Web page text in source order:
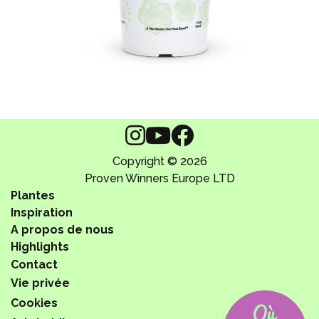
Copyright © 2026
Proven Winners Europe LTD
Plantes
Inspiration
A propos de nous
Vie privée
Cookies
Highlights
Contact